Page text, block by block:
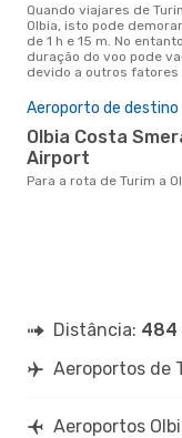
Quando viajares de Turim para
Olbia, isto pode
de 1 h e 15 m. No
duração do voo pode
devido a outros fatores
Aeroporto de destino
Olbia Costa Smeralda
Airport
Para a rota de Turim a
Distância: 484
Aeroportos de
Aeroportos